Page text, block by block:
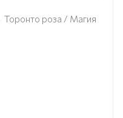
Торонто роза / Магия